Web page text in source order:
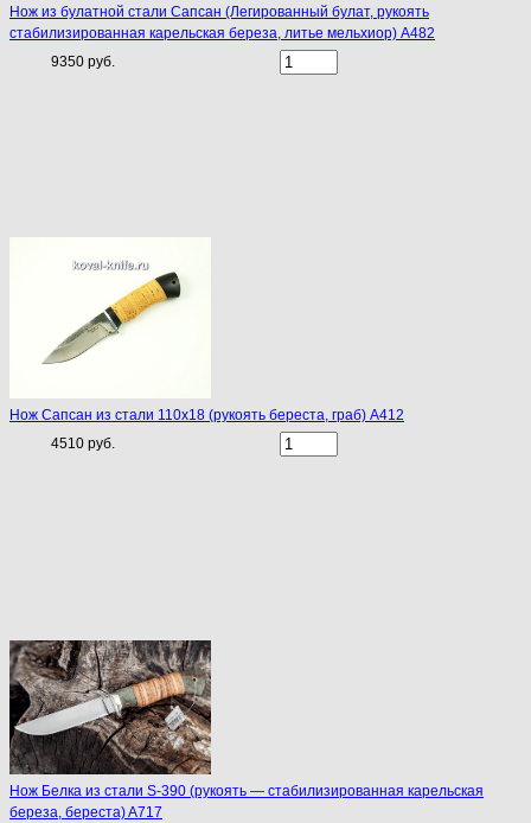
Нож из булатной стали Сапсан (Легированный булат, рукоять
стабилизированная карельская береза, литье мельхиор) A482
9350 руб.
Нож Сапсан из стали 110х18 (рукоять береста, граб) A412
4510 руб.
Нож Белка из стали S-390 (рукоять — стабилизированная карельская
береза, береста) A717